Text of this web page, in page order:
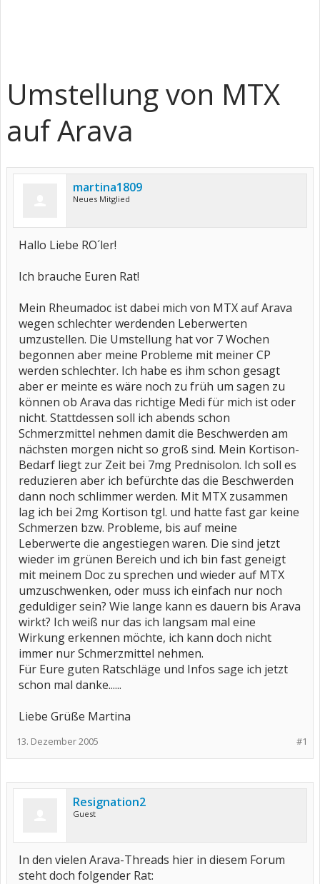
Umstellung von MTX
auf Arava
martina1809
Neues Mitglied
Hallo Liebe RO´ler!
Ich brauche Euren Rat!
Mein Rheumadoc ist dabei mich von MTX auf Arava
wegen schlechter werdenden Leberwerten
umzustellen. Die Umstellung hat vor 7 Wochen
begonnen aber meine Probleme mit meiner CP
werden schlechter. Ich habe es ihm schon gesagt
aber er meinte es wäre noch zu früh um sagen zu
können ob Arava das richtige Medi für mich ist oder
nicht. Stattdessen soll ich abends schon
Schmerzmittel nehmen damit die Beschwerden am
nächsten morgen nicht so groß sind. Mein Kortison-
Bedarf liegt zur Zeit bei 7mg Prednisolon. Ich soll es
reduzieren aber ich befürchte das die Beschwerden
dann noch schlimmer werden. Mit MTX zusammen
lag ich bei 2mg Kortison tgl. und hatte fast gar keine
Schmerzen bzw. Probleme, bis auf meine
Leberwerte die angestiegen waren. Die sind jetzt
wieder im grünen Bereich und ich bin fast geneigt
mit meinem Doc zu sprechen und wieder auf MTX
umzuschwenken, oder muss ich einfach nur noch
geduldiger sein? Wie lange kann es dauern bis Arava
wirkt? Ich weiß nur das ich langsam mal eine
Wirkung erkennen möchte, ich kann doch nicht
immer nur Schmerzmittel nehmen.
Für Eure guten Ratschläge und Infos sage ich jetzt
schon mal danke......
Liebe Grüße Martina
#1
13. Dezember 2005
Resignation2
Guest
In den vielen Arava-Threads hier in diesem Forum
steht doch folgender Rat: